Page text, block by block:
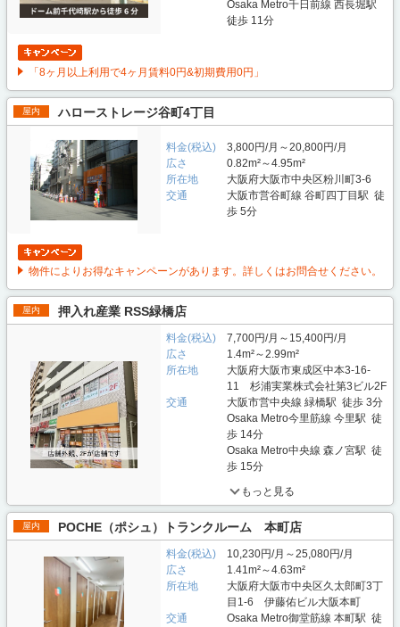
Osaka Metro千日前線 西長堀駅
徒歩 11分
「8ヶ月以上利用で4ヶ月賃料0円&初期費用0円」
屋内 ハローストレージ谷町4丁目
料金(税込)
3,800円/月～20,800円/月
広さ
0.82m²～4.95m²
所在地
大阪府大阪市中央区粉川町3-6
交通
大阪市営谷町線 谷町四丁目駅 徒
歩 5分
物件によりお得なキャンペーンがあります。詳しくはお問合せください。
屋内 押入れ産業 RSS緑橋店
料金(税込)
7,700円/月～15,400円/月
広さ
1.4m²～2.99m²
所在地
大阪府大阪市東成区中本3-16-
11 杉浦実業株式会社第3ビル2F
交通
大阪市営中央線 緑橋駅 徒歩 3分
Osaka Metro今里筋線 今里駅 徒
歩 14分
Osaka Metro中央線 森ノ宮駅 徒
歩 15分
もっと見る
屋内 POCHE（ポシュ）トランクルーム 本町店
料金(税込)
10,230円/月～25,080円/月
広さ
1.41m²～4.63m²
所在地
大阪府大阪市中央区久太郎町3丁
目1-6 伊藤佑ビル大阪本町
交通
Osaka Metro御堂筋線 本町駅 徒